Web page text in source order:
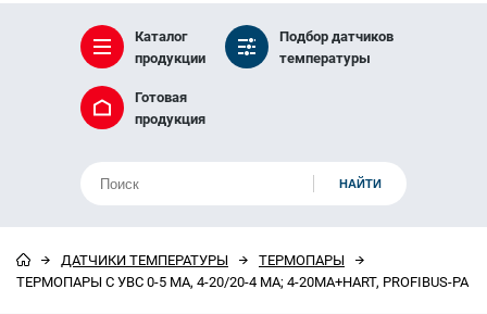
Каталог
продукции
Подбор датчиков
температуры
Готовая
продукция
ДАТЧИКИ ТЕМПЕРАТУРЫ
ТЕРМОПАРЫ
ТЕРМОПАРЫ С УВС 0-5 МА, 4-20/20-4 МА; 4-20МА+HART, PROFIBUS-PA